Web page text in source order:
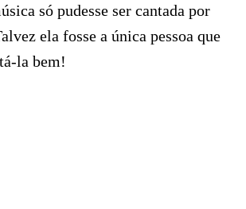
só pudesse ser cantada por
ela fosse a única pessoa que
la bem!